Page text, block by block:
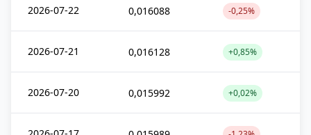
2026-07-22 0,016088 -0,25%
2026-07-21 0,016128 +0,85%
2026-07-20 0,015992 +0,02%